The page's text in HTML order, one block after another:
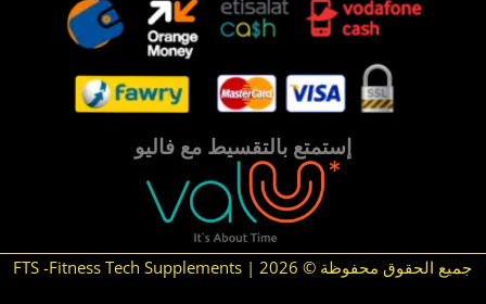
إستمتع بالتقسيط مع فاليو
جميع الحقوق محفوظة © 2026 | FTS -Fitness Tech Supplements